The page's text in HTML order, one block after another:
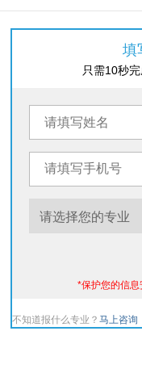
填
只需10秒
*保护您的信息
不知道报什么专业？ 马上咨询